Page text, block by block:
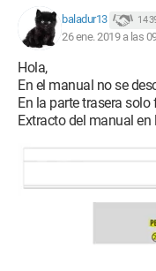
baladur13 14
26 ene. 2019 a las
Hola,
En el manual no se
En la parte trasera
Extracto del manual en